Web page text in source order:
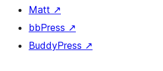
Matt ↗
bbPress ↗
BuddyPress ↗